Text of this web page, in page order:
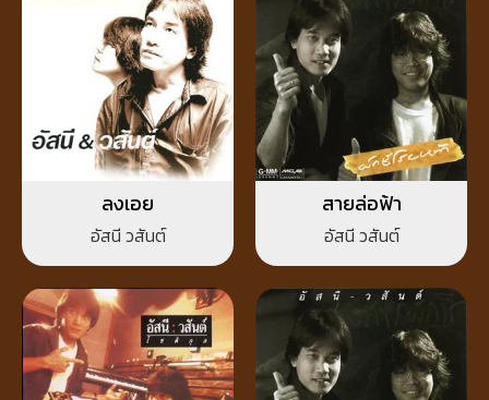
ลงเอย
อัสนี วสันต์
สายล่อฟ้า
อัสนี วสันต์